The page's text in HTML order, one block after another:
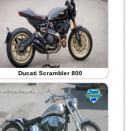
Ducati Scrambler 800